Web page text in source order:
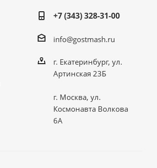
+7 (343) 328-31-00
info@gostmash.ru
г. Екатеринбург, ул.
Артинская 23Б
г. Москва, ул.
Космонавта Волкова
6А